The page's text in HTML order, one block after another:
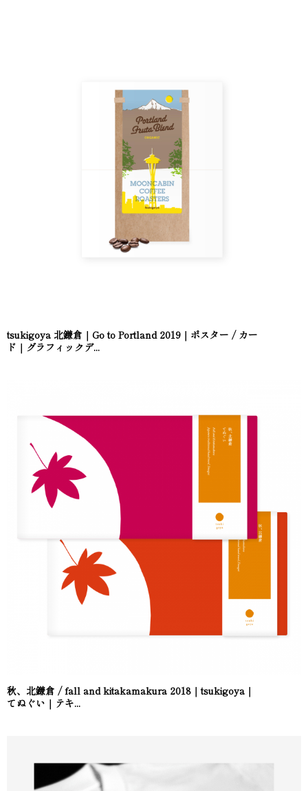
tsukigoya 北鎌倉｜Go to Portland 2019｜ポスター / カー
ド｜グラフィックデ...
秋、北鎌倉 / fall and kitakamakura 2018｜tsukigoya｜
てぬぐい｜テキ...